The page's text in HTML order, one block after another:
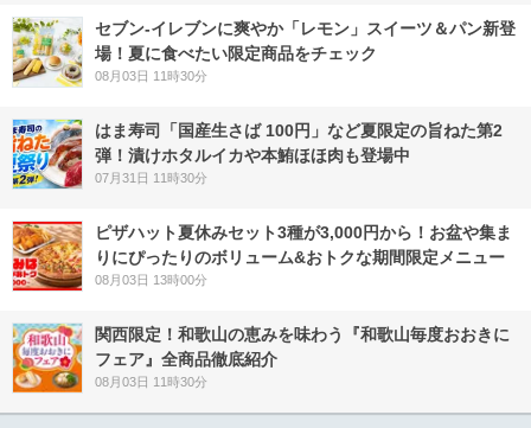
セブン‐イレブンに爽やか「レモン」スイーツ＆パン新登
場！夏に食べたい限定商品をチェック
08月03日 11時30分
はま寿司「国産生さば 100円」など夏限定の旨ねた第2
弾！漬けホタルイカや本鮪ほほ肉も登場中
07月31日 11時30分
ピザハット夏休みセット3種が3,000円から！お盆や集ま
りにぴったりのボリューム&おトクな期間限定メニュー
08月03日 13時00分
関西限定！和歌山の恵みを味わう『和歌山毎度おおきに
フェア』全商品徹底紹介
08月03日 11時30分